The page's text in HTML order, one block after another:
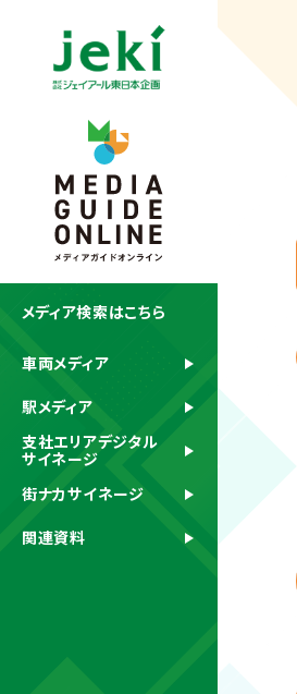
メディア検索はこちら
車両メディア
駅メディア
支社エリアデジタル
サイネージ
街ナカサイネージ
関連資料